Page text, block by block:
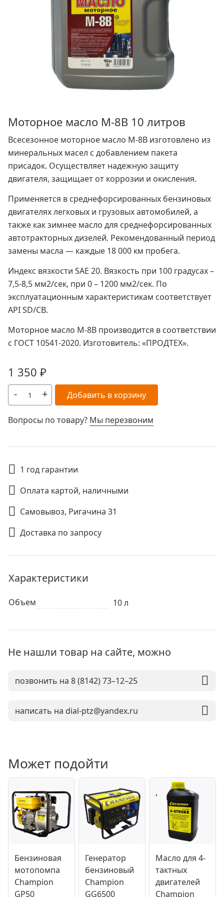
Моторное масло М-8В 10 литров
Всесезонное моторное масло М-8В изготовлено из
минеральных масел с добавлением пакета
присадок. Осуществляет надежную защиту
двигателя, защищает от коррозии и окисления.
Применяется в среднефорсированных бензиновых
двигателях легковых и грузовых автомобилей, а
также как зимнее масло для среднефорсированных
автотракторных дизелей. Рекомендованный период
замены масла — каждые 18 000 км пробега.
Индекс вязкости SAE 20. Вязкость при 100 градусах –
7,5-8,5 мм2/сек, при 0 – 1200 мм2/сек. По
эксплуатационным характеристикам соответствует
API SD/CB.
Моторное масло М-8В производится в соответствии
с ГОСТ 10541-2020. Изготовитель: «ПРОДТЕХ».
1 350 ₽
- + Добавить в корзину
Вопросы по товару? Мы перезвоним
1 год гарантии
Оплата картой, наличными
Самовывоз, Ригачина 31
Доставка по запросу
Характеристики
Объем 10 л
Не нашли товар на сайте, можно
позвонить на 8 (8142) 73–12–25
написать на dial-ptz@yandex.ru
Может подойти
Бензиновая
мотопомпа
Champion
GP50
Генератор
бензиновый
Champion
GG6500
Масло для 4-
тактных
двигателей
Champion